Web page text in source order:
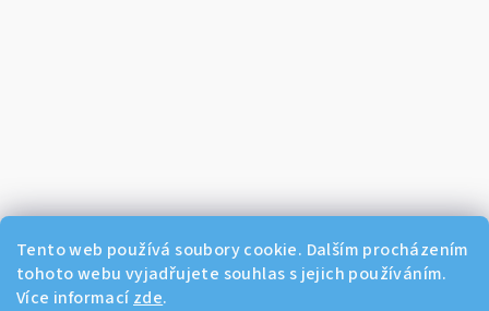
Tento web používá soubory cookie. Dalším procházením
tohoto webu vyjadřujete souhlas s jejich používáním.
Více informací zde.